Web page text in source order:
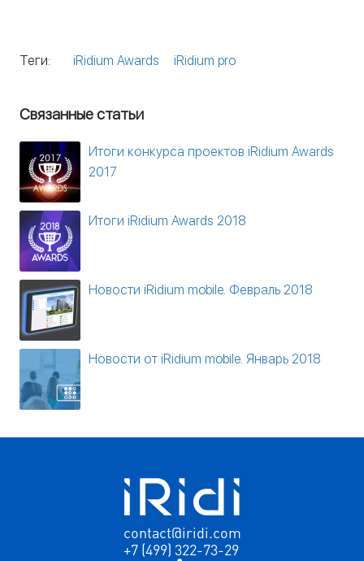
Теги: iRidium Awards iRidium pro
Связанные статьи
Итоги конкурса проектов iRidium Awards
2017
Итоги iRidium Awards 2018
Новости iRidium mobile. Февраль 2018
Новости от iRidium mobile. Январь 2018
contact@iridi.com
+7 (499) 322-73-29